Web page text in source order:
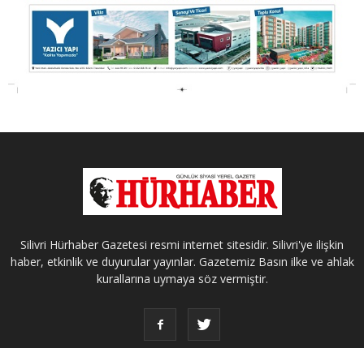
Silivri Hürhaber Gazetesi resmi internet sitesidir. Silivri'ye ilişkin
haber, etkinlik ve duyurular yayınlar. Gazetemiz Basın ilke ve ahlak
kurallarına uymaya söz vermiştir.